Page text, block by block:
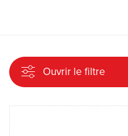
Ouvrir le filtre